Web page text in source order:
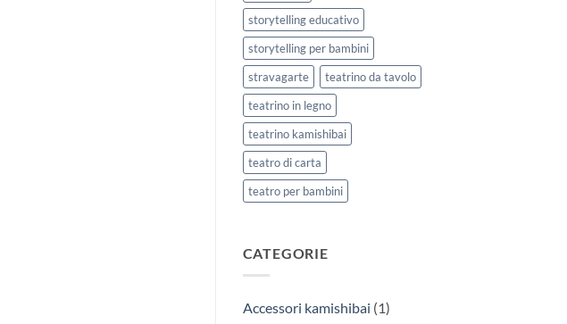
storytelling educativo
storytelling per bambini
stravagarte
teatrino da tavolo
teatrino in legno
teatrino kamishibai
teatro di carta
teatro per bambini
CATEGORIE
Accessori kamishibai (1)